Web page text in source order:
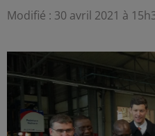
Modifié : 30 avril 2021 à